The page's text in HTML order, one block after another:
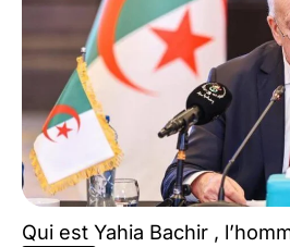
Qui est Yahia Bachir ,